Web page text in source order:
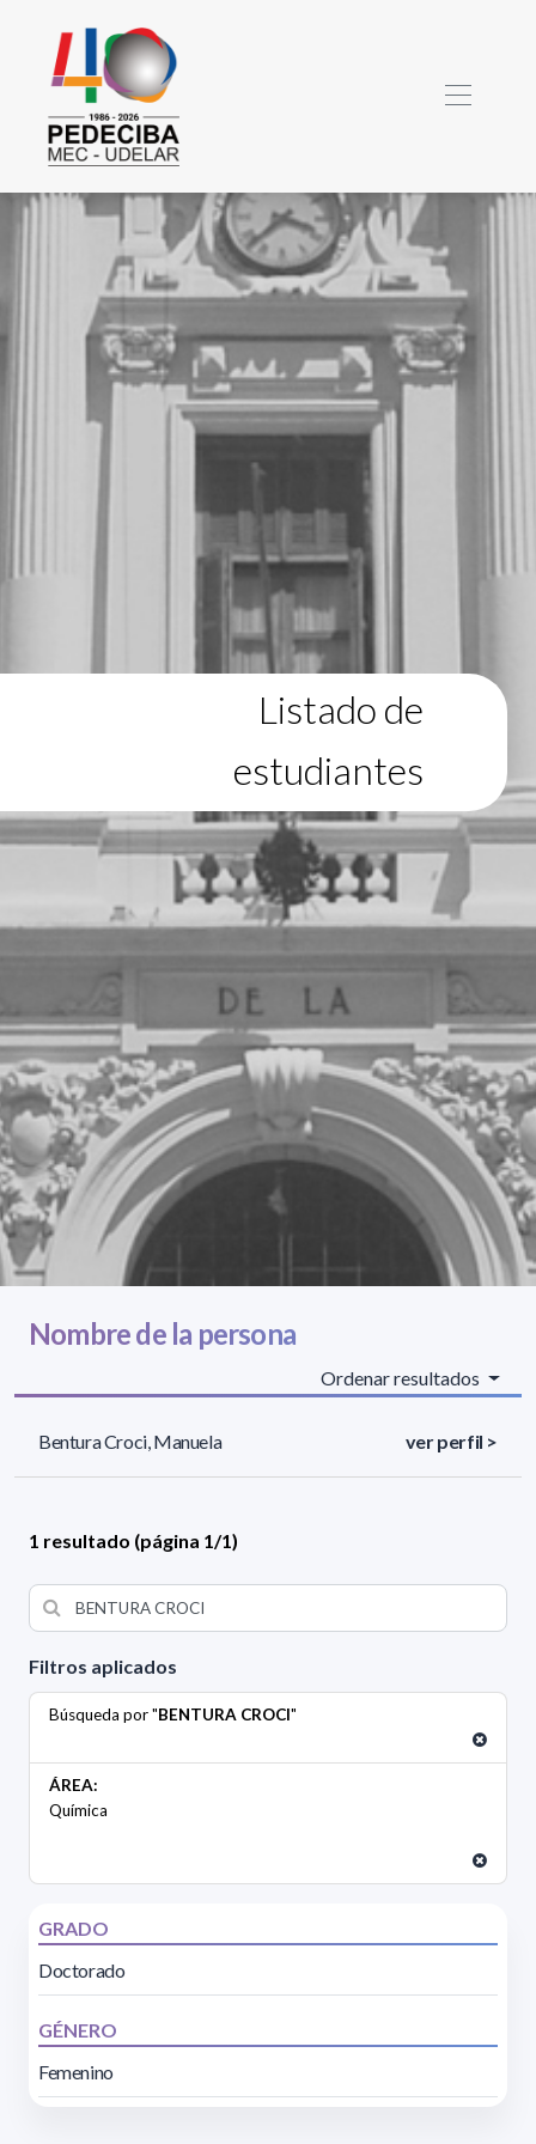
Listado de
estudiantes
Filtros aplicados
Búsqueda por "BENTURA CROCI"
ÁREA:
Química
GRADO
Doctorado
GÉNERO
Femenino
Nombre de la persona
Ordenar resultados
Bentura Croci, Manuela ver perfil >
1 resultado (página 1/1)